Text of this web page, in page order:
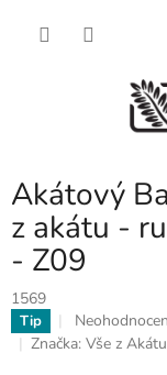
Akátový
z akátu -
- Z09
1569
Tip
Průměrné
hodnocení
Značka: Vše z Akátu